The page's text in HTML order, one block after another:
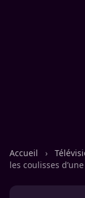
Accueil ›
les coulisses